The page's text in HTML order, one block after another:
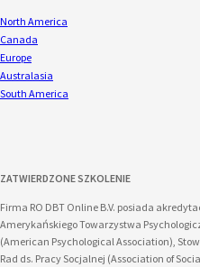
North America
Canada
Europe
Australasia
South America
ZATWIERDZONE SZKOLENIE
Firma RO DBT Online B.V. posiada
Amerykańskiego Towarzystwa
(American Psychological Association),
Rad ds. Pracy Socjalnej (Association of